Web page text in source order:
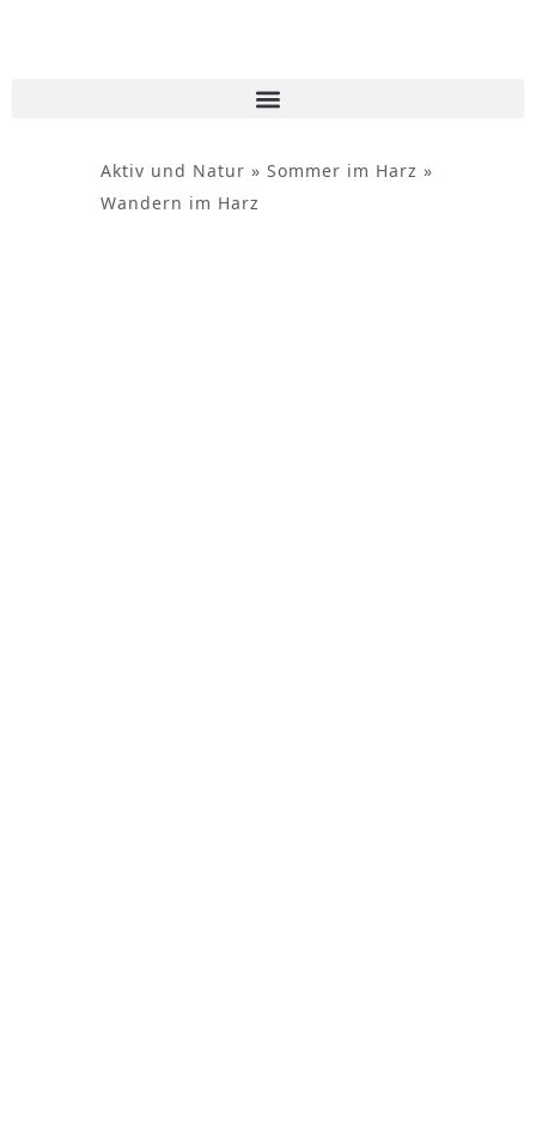
Aktiv und Natur » Sommer im Harz »
Wandern im Harz